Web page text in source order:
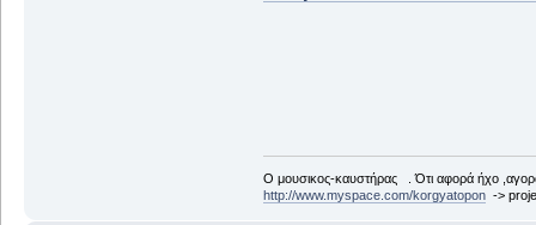
Ο μουσικος-καυστήρας . Ότι αφορά ήχο
http://www.myspace.com/korgyatopon->